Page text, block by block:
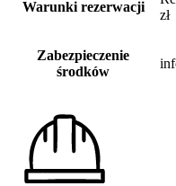
Warunki rezerwacji
zł
Zabezpieczenie
środków